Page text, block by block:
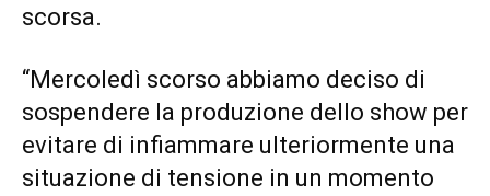
scorsa.
“Mercoledì scorso abbiamo deciso di
sospendere la produzione dello show per
evitare di infiammare ulteriormente una
situazione di tensione in un momento